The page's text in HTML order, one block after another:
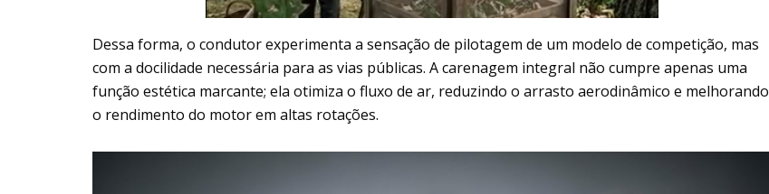
Dessa forma, o condutor experimenta a sensação de pilotagem de um modelo de competição, mas
com a docilidade necessária para as vias públicas. A carenagem integral não cumpre apenas uma
função estética marcante; ela otimiza o fluxo de ar, reduzindo o arrasto aerodinâmico e melhorando
o rendimento do motor em altas rotações.